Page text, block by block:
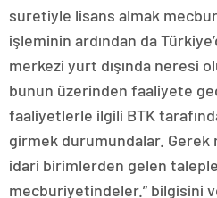
suretiyle lisans almak
işleminin ardından da
merkezi yurt dışında neresi
bunun üzerinden faaliyete
faaliyetlerle ilgili BTK
girmek durumundalar.
idari birimlerden gelen
mecburiyetindeler.” bilgisini